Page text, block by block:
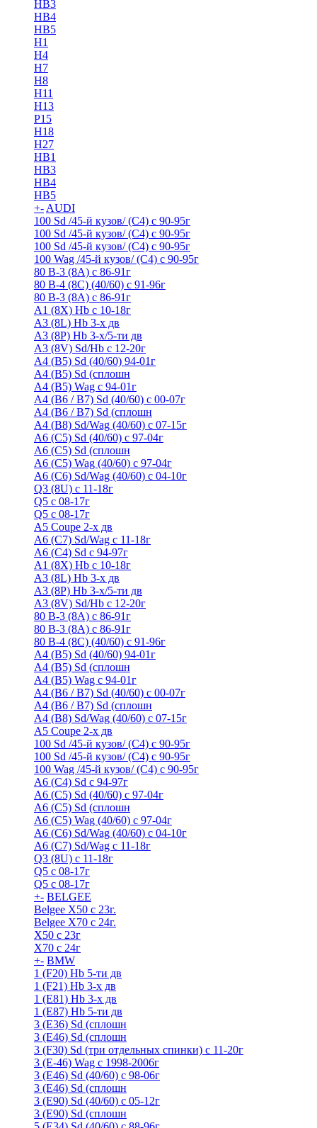
HB3
HB4
HB5
H1
H4
H7
H8
H11
H13
Р15
H18
H27
HB1
HB3
HB4
HB5
+- AUDI
100 Sd /45-й кузов/ (С4) с 90-95г
100 Sd /45-й кузов/ (С4) с 90-95г
100 Sd /45-й кузов/ (С4) с 90-95г
100 Wag /45-й кузов/ (С4) с 90-95г
80 B-3 (8A) с 86-91г
80 B-4 (8С) (40/60) с 91-96г
80 В-3 (8А) с 86-91г
A1 (8X) Hb с 10-18г
A3 (8L) Hb 3-х дв
A3 (8P) Hb 3-х/5-ти дв
A3 (8V) Sd/Hb c 12-20г
A4 (B5) Sd (40/60) 94-01г
A4 (B5) Sd (сплошн
A4 (B5) Wag с 94-01г
A4 (B6 / B7) Sd (40/60) с 00-07г
A4 (B6 / B7) Sd (сплошн
A4 (B8) Sd/Wag (40/60) с 07-15г
A6 (С5) Sd (40/60) с 97-04г
A6 (С5) Sd (сплошн
A6 (С5) Wag (40/60) с 97-04г
A6 (С6) Sd/Wag (40/60) c 04-10г
Q3 (8U) с 11-18г
Q5 с 08-17г
Q5 с 08-17г
А5 Coupe 2-х дв
А6 (C7) Sd/Wag с 11-18г
А6 (С4) Sd с 94-97г
A1 (8X) Hb с 10-18г
A3 (8L) Hb 3-х дв
A3 (8P) Hb 3-х/5-ти дв
A3 (8V) Sd/Hb c 12-20г
80 B-3 (8A) с 86-91г
80 В-3 (8А) с 86-91г
80 B-4 (8С) (40/60) с 91-96г
A4 (B5) Sd (40/60) 94-01г
A4 (B5) Sd (сплошн
A4 (B5) Wag с 94-01г
A4 (B6 / B7) Sd (40/60) с 00-07г
A4 (B6 / B7) Sd (сплошн
A4 (B8) Sd/Wag (40/60) с 07-15г
А5 Coupe 2-х дв
100 Sd /45-й кузов/ (С4) с 90-95г
100 Sd /45-й кузов/ (С4) с 90-95г
100 Wag /45-й кузов/ (С4) с 90-95г
А6 (С4) Sd с 94-97г
A6 (С5) Sd (40/60) с 97-04г
A6 (С5) Sd (сплошн
A6 (С5) Wag (40/60) с 97-04г
A6 (С6) Sd/Wag (40/60) c 04-10г
А6 (C7) Sd/Wag с 11-18г
Q3 (8U) с 11-18г
Q5 с 08-17г
Q5 с 08-17г
+- BELGEE
Belgee X50 с 23г.
Belgee X70 с 24г.
X50 с 23г
X70 с 24г
+- BMW
1 (F20) Hb 5-ти дв
1 (F21) Hb 3-х дв
1 (Е81) Hb 3-х дв
1 (Е87) Hb 5-ти дв
3 (E36) Sd (сплошн
3 (E46) Sd (сплошн
3 (F30) Sd (три отдельных спинки) с 11-20г
3 (Е-46) Wag с 1998-2006г
3 (Е46) Sd (40/60) с 98-06г
3 (Е46) Sd (сплошн
3 (Е90) Sd (40/60) с 05-12г
3 (Е90) Sd (сплошн